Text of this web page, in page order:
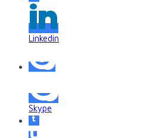
Linkedin
Skype